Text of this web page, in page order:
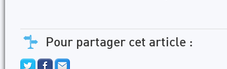
Pour partager cet article :